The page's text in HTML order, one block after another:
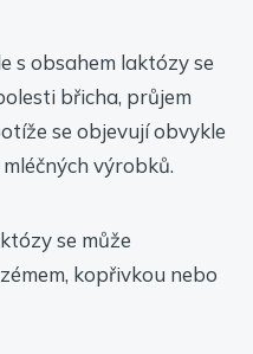
s obsahem laktózy se
břicha, průjem
se objevují obvykle
výrobků.
se může
kopřivkou nebo